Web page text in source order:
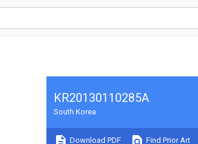
KR20130110285A
South Korea
Download PDF Find Prior Art